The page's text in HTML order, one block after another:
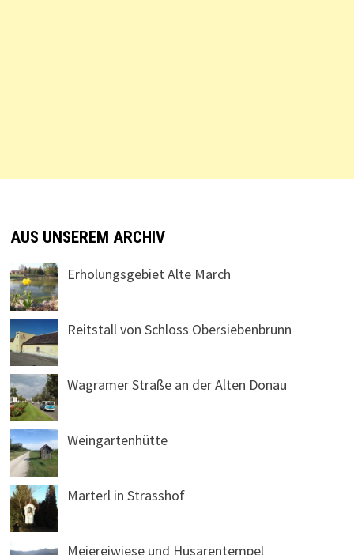
AUS UNSEREM ARCHIV
Erholungsgebiet Alte March
Reitstall von Schloss Obersiebenbrunn
Wagramer Straße an der Alten Donau
Weingartenhütte
Marterl in Strasshof
Meiereiwiese und Husarentempel